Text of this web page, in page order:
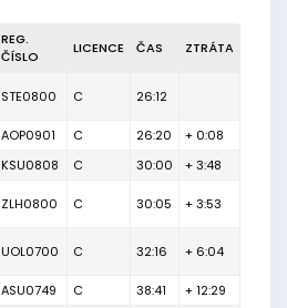
REG.
ČÍSLO
LICENCE ČAS ZTRÁTA
STE0800 C 26:12
AOP0901 C 26:20
+ 0:08
KSU0808 C 30:00 + 3:48
ZLH0800 C 30:05 + 3:53
UOL0700 C 32:16 + 6:04
ASU0749 C 38:41 + 12:29